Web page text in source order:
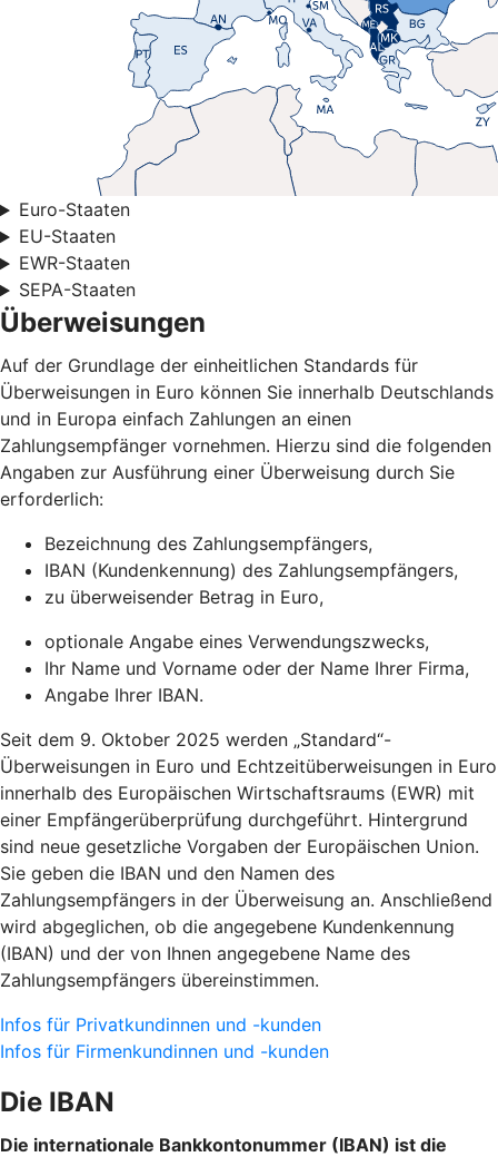
Euro-Staaten
EU-Staaten
EWR-Staaten
SEPA-Staaten
Überweisungen
Auf der Grundlage der einheitlichen Standards für
Überweisungen in Euro können Sie innerhalb Deutschlands
und in Europa einfach Zahlungen an einen
Zahlungsempfänger vornehmen. Hierzu sind die folgenden
Angaben zur Ausführung einer Überweisung durch Sie
erforderlich:
Bezeichnung des Zahlungsempfängers,
IBAN (Kundenkennung) des Zahlungsempfängers,
zu überweisender Betrag in Euro,
optionale Angabe eines Verwendungszwecks,
Ihr Name und Vorname oder der Name Ihrer Firma,
Angabe Ihrer IBAN.
Seit dem 9. Oktober 2025 werden „Standard“-
Überweisungen in Euro und Echtzeitüberweisungen in Euro
innerhalb des Europäischen Wirtschaftsraums (EWR) mit
einer Empfängerüberprüfung durchgeführt. Hintergrund
sind neue gesetzliche Vorgaben der Europäischen Union.
Sie geben die IBAN und den Namen des
Zahlungsempfängers in der Überweisung an. Anschließend
wird abgeglichen, ob die angegebene Kundenkennung
(IBAN) und der von Ihnen angegebene Name des
Zahlungsempfängers übereinstimmen.
Infos für Privatkundinnen und -kunden
Infos für Firmenkundinnen und -kunden
Die IBAN
Die internationale Bankkontonummer (IBAN) ist die